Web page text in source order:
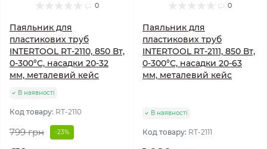
0
Паяльник для
пластикових труб
INTERTOOL RT-2110, 850 Вт,
0-300°C, насадки 20-32
мм, металевий кейс
В наявності
Код товару: RT-2110
799 грн -23%
0
Паяльник для
пластикових труб
INTERTOOL RT-2111, 850 Вт,
0-300°C, насадки 20-63
мм, металевий кейс
В наявності
Код товару: RT-2111